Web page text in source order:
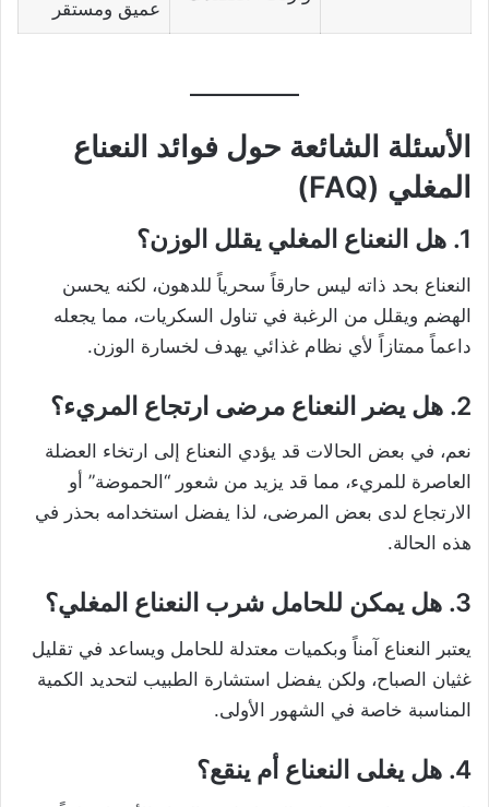
عميق ومستقر
الأسئلة الشائعة حول فوائد النعناع
المغلي (FAQ)
1. هل النعناع المغلي يقلل الوزن؟
النعناع بحد ذاته ليس حارقاً سحرياً للدهون، لكنه يحسن
الهضم ويقلل من الرغبة في تناول السكريات، مما يجعله
داعماً ممتازاً لأي نظام غذائي يهدف لخسارة الوزن.
2. هل يضر النعناع مرضى ارتجاع المريء؟
نعم، في بعض الحالات قد يؤدي النعناع إلى ارتخاء العضلة
العاصرة للمريء، مما قد يزيد من شعور “الحموضة” أو
الارتجاع لدى بعض المرضى، لذا يفضل استخدامه بحذر في
هذه الحالة.
3. هل يمكن للحامل شرب النعناع المغلي؟
يعتبر النعناع آمناً وبكميات معتدلة للحامل ويساعد في تقليل
غثيان الصباح، ولكن يفضل استشارة الطبيب لتحديد الكمية
المناسبة خاصة في الشهور الأولى.
4. هل يغلى النعناع أم ينقع؟